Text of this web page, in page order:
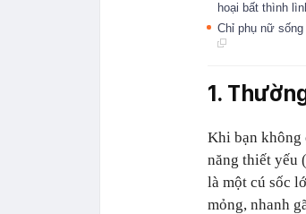
hoại bất thình
Chỉ phụ nữ
1.
Khi bạn không
năng thiết yếu
là một cú sốc
mỏng, nhanh